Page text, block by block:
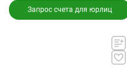
Запрос счета для юрлиц